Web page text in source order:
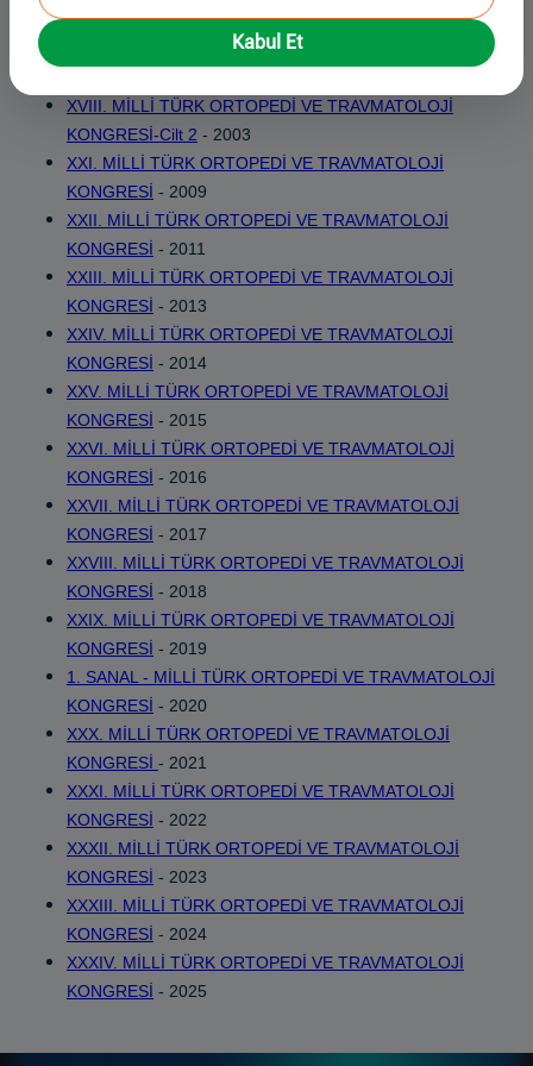
KONGRESİ- 2001
XVIII. MİLLİ TÜRK ORTOPEDİ VE TRAVMATOLOJİ
XVIII. MİLLİ TÜRK ORTOPEDİ VE TRAVMATOLOJİ
KONGRESİ-Cilt 2 - 2003
XXI. MİLLİ TÜRK ORTOPEDİ VE TRAVMATOLOJİ
KONGRESİ - 2009
XXII. MİLLİ TÜRK ORTOPEDİ VE TRAVMATOLOJİ
KONGRESİ - 2011
XXIII. MİLLİ TÜRK ORTOPEDİ VE TRAVMATOLOJİ
KONGRESİ - 2013
XXIV. MİLLİ TÜRK ORTOPEDİ VE TRAVMATOLOJİ
KONGRESİ - 2014
XXV. MİLLİ TÜRK ORTOPEDİ VE TRAVMATOLOJİ
KONGRESİ - 2015
XXVI. MİLLİ TÜRK ORTOPEDİ VE TRAVMATOLOJİ
KONGRESİ - 2016
XXVII. MİLLİ TÜRK ORTOPEDİ VE TRAVMATOLOJİ
KONGRESİ - 2017
XXVIII. MİLLİ TÜRK ORTOPEDİ VE TRAVMATOLOJİ
KONGRESİ - 2018
XXIX. MİLLİ TÜRK ORTOPEDİ VE TRAVMATOLOJİ
KONGRESİ - 2019
1. SANAL - MİLLİ TÜRK ORTOPEDİ VE TRAVMATOLOJİ
KONGRESİ - 2020
XXX. MİLLİ TÜRK ORTOPEDİ VE TRAVMATOLOJİ
KONGRESİ - 2021
XXXI. MİLLİ TÜRK ORTOPEDİ VE TRAVMATOLOJİ
KONGRESİ - 2022
XXXII. MİLLİ TÜRK ORTOPEDİ VE TRAVMATOLOJİ
KONGRESİ - 2023
XXXIII. MİLLİ TÜRK ORTOPEDİ VE TRAVMATOLOJİ
KONGRESİ - 2024
XXXIV. MİLLİ TÜRK ORTOPEDİ VE TRAVMATOLOJİ
KONGRESİ - 2025
Kabul Et